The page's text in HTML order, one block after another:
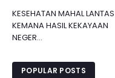
KESEHATAN MAHAL LANTAS
KEMANA HASIL KEKAYAAN
NEGER...
POPULAR POSTS